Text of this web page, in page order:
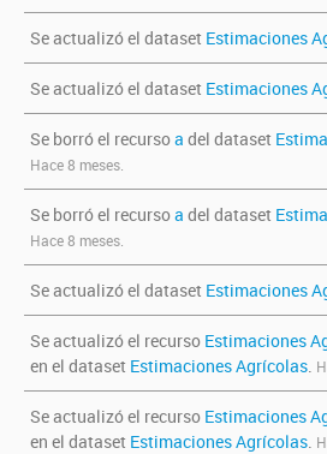
Se actualizó el dataset Estimaciones
Se actualizó el dataset Estimaciones
Se borró el recursoa del dataset
Hace 8 meses.
Se borró el recursoa del dataset
Hace 8 meses.
Se actualizó el dataset Estimaciones
Se actualizó el recurso Estimaciones
en el dataset Estimaciones Agrícolas.
Se actualizó el recurso Estimaciones
en el dataset Estimaciones Agrícolas.